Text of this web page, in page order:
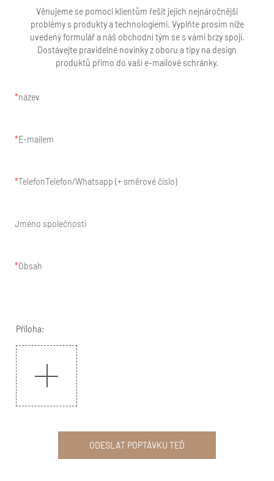
Věnujeme se pomoci klientům řešit jejich nejnáročnější
problémy s produkty a technologiemi. Vyplňte prosím níže
uvedený formulář a náš obchodní tým se s vámi brzy spojí.
Dostávejte pravidelné novinky z oboru a tipy na design
produktů přímo do vaší e-mailové schránky.
název
E-mailem
TelefonTelefon/Whatsapp (+ směrové číslo)
Jméno společnosti
Obsah
Příloha:
ODESLAT POPTÁVKU TEĎ